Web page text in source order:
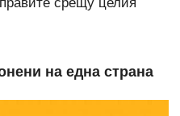
срещу целия
на една страна